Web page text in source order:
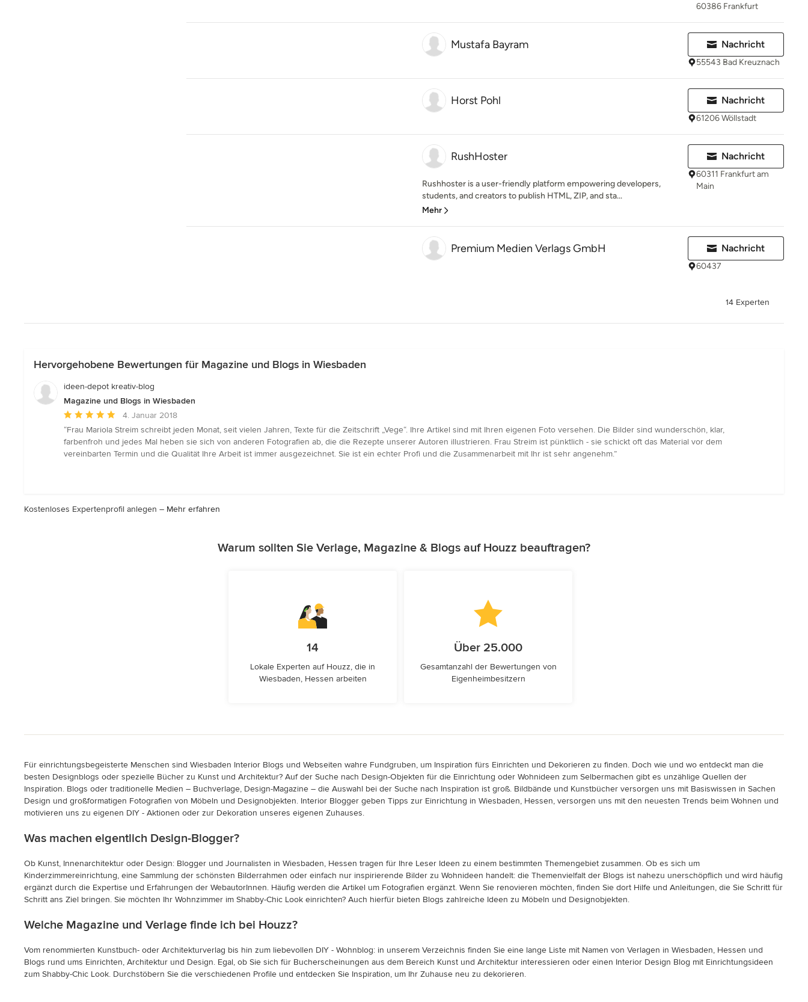
60386 Frankfurt
Mustafa Bayram Nachricht
55543 Bad Kreuznach
Horst Pohl Nachricht
61206 Wöllstadt
RushHoster
Rushhoster is a user-friendly platform empowering developers,
students, and creators to publish HTML, ZIP, and sta...
Mehr
Nachricht
60311 Frankfurt am
Main
Premium Medien Verlags GmbH Nachricht
60437
14 Experten
Hervorgehobene Bewertungen für Magazine und Blogs in Wiesbaden
ideen-depot kreativ-blog
Magazine und Blogs in Wiesbaden
Durchschnittliche
Bewertung:
5
von
4. Januar 2018
“Frau Mariola Streim schreibt jeden Monat, seit vielen Jahren, Texte für die Zeitschrift „Vege“. Ihre Artikel sind mit Ihren eigenen Foto versehen. Die Bilder sind wunderschön, klar,
farbenfroh und jedes Mal heben sie sich von anderen Fotografien ab, die die Rezepte unserer Autoren illustrieren. Frau Streim ist pünktlich - sie schickt oft das Material vor dem
vereinbarten Termin und die Qualität Ihre Arbeit ist immer ausgezeichnet. Sie ist ein echter Profi und die Zusammenarbeit mit Ihr ist sehr angenehm.”
Kostenloses Expertenprofil anlegen – Mehr erfahren
Warum sollten Sie Verlage, Magazine & Blogs auf Houzz beauftragen?
14
Lokale Experten auf Houzz, die in
Wiesbaden, Hessen arbeiten
Über 25.000
Gesamtanzahl der Bewertungen von
Eigenheimbesitzern
Für einrichtungsbegeisterte Menschen sind Wiesbaden Interior Blogs und Webseiten wahre Fundgruben, um Inspiration fürs Einrichten und Dekorieren zu finden. Doch wie und wo entdeckt man die
besten Designblogs oder spezielle Bücher zu Kunst und Architektur? Auf der Suche nach Design-Objekten für die Einrichtung oder Wohnideen zum Selbermachen gibt es unzählige Quellen der
Inspiration. Blogs oder traditionelle Medien – Buchverlage, Design-Magazine – die Auswahl bei der Suche nach Inspiration ist groß. Bildbände und Kunstbücher versorgen uns mit Basiswissen in Sachen
Design und großformatigen Fotografien von Möbeln und Designobjekten. Interior Blogger geben Tipps zur Einrichtung in Wiesbaden, Hessen, versorgen uns mit den neuesten Trends beim Wohnen und
motivieren uns zu eigenen DIY - Aktionen oder zur Dekoration unseres eigenen Zuhauses.
Was machen eigentlich Design-Blogger?
Ob Kunst, Innenarchitektur oder Design: Blogger und Journalisten in Wiesbaden, Hessen tragen für Ihre Leser Ideen zu einem bestimmten Themengebiet zusammen. Ob es sich um
Kinderzimmereinrichtung, eine Sammlung der schönsten Bilderrahmen oder einfach nur inspirierende Bilder zu Wohnideen handelt: die Themenvielfalt der Blogs ist nahezu unerschöpflich und wird häufig
ergänzt durch die Expertise und Erfahrungen der WebautorInnen. Häufig werden die Artikel um Fotografien ergänzt. Wenn Sie renovieren möchten, finden Sie dort Hilfe und Anleitungen, die Sie Schritt für
Schritt ans Ziel bringen. Sie möchten Ihr Wohnzimmer im Shabby-Chic Look einrichten? Auch hierfür bieten Blogs zahlreiche Ideen zu Möbeln und Designobjekten.
Welche Magazine und Verlage finde ich bei Houzz?
Vom renommierten Kunstbuch- oder Architekturverlag bis hin zum liebevollen DIY - Wohnblog: in unserem Verzeichnis finden Sie eine lange Liste mit Namen von Verlagen in Wiesbaden, Hessen und
Blogs rund ums Einrichten, Architektur und Design. Egal, ob Sie sich für Bucherscheinungen aus dem Bereich Kunst und Architektur interessieren oder einen Interior Design Blog mit Einrichtungsideen
zum Shabby-Chic Look. Durchstöbern Sie die verschiedenen Profile und entdecken Sie Inspiration, um Ihr Zuhause neu zu dekorieren.